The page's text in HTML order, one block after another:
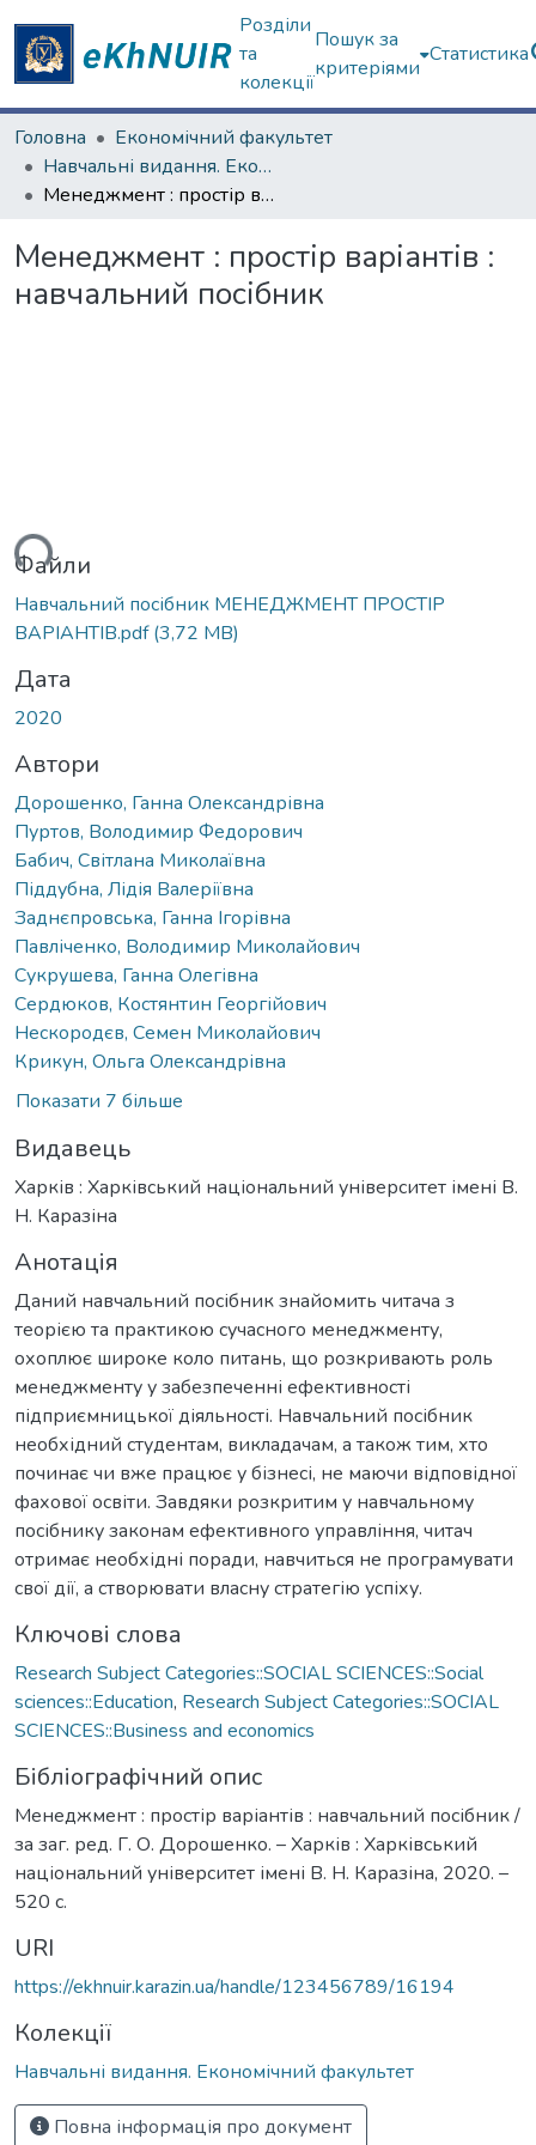
Розділи
та
колекції
Пошук за
критеріями
Статистика
Головна
Економічний факультет
Навчальні видання. Економічний факультет
Менеджмент : простір варіантів : навчальний посібник
Менеджмент : простір варіантів :
навчальний посібник
Файли
Навчальний посібник МЕНЕДЖМЕНТ ПРОСТІР
ВАРІАНТІВ.pdf(3,72 MB)
Дата
2020
Автори
Дорошенко, Ганна Олександрівна
Пуртов, Володимир Федорович
Бабич, Світлана Миколаївна
Піддубна, Лідія Валеріївна
Заднєпровська, Ганна Ігорівна
Павліченко, Володимир Миколайович
Сукрушева, Ганна Олегівна
Сердюков, Костянтин Георгійович
Нескородєв, Семен Миколайович
Крикун, Ольга Олександрівна
Показати 7 більше
Видавець
Харків : Харківський національний університет імені В.
Н. Каразіна
Анотація
Даний навчальний посібник знайомить читача з
теорією та практикою сучасного менеджменту,
охоплює широке коло питань, що розкривають роль
менеджменту у забезпеченні ефективності
підприємницької діяльності. Навчальний посібник
необхідний студентам, викладачам, а також тим, хто
починає чи вже працює у бізнесі, не маючи відповідної
фахової освіти. Завдяки розкритим у навчальному
посібнику законам ефективного управління, читач
отримає необхідні поради, навчиться не програмувати
свої дії, а створювати власну стратегію успіху.
Ключові слова
Research Subject Categories::SOCIAL SCIENCES::Social
sciences::Education, Research Subject Categories::SOCIAL
SCIENCES::Business and economics
Бібліографічний опис
Менеджмент : простір варіантів : навчальний посібник /
за заг. ред. Г. О. Дорошенко. – Харків : Харківський
національний університет імені В. Н. Каразіна, 2020. –
520 с.
URI
https://ekhnuir.karazin.ua/handle/123456789/16194
Колекції
Навчальні видання. Економічний факультет
Повна інформація про документ